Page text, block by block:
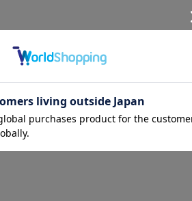
お気に入り商品を確認する